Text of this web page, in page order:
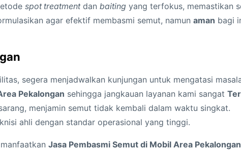
i
M
o
b
i
spot treatmentdan baiting yang terfokus, memastikan
agar efektif membasmi semut, namun aman bagi
segera menjadwalkan kunjungan untuk mengatasi
Pekalongan sehingga jangkauan layanan kami sangat
menjamin semut tidak kembali dalam waktu singkat.
ahli dengan standar operasional yang tinggi.
Jasa Pembasmi Semut di Mobil Area Pekalongan